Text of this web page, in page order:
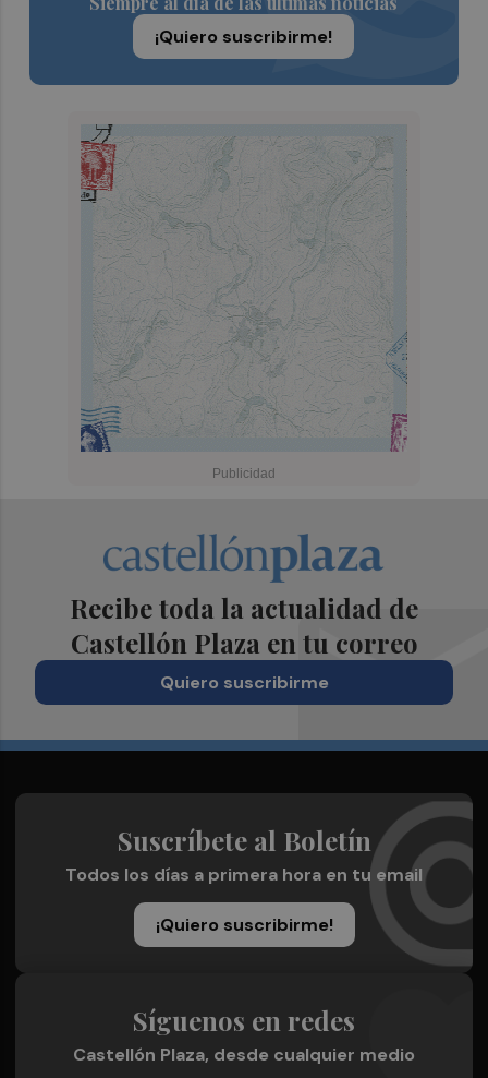
¡Quiero suscribirme!
Recibe toda la actualidad de
Castellón Plaza en tu correo
Quiero suscribirme
Suscríbete al Boletín
Todos los días a primera hora en tu email
¡Quiero suscribirme!
Síguenos en redes
Castellón Plaza, desde cualquier medio